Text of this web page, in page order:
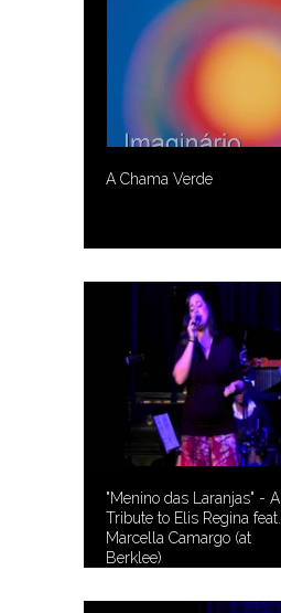
A Chama Verde
"Menino das Laranjas" - A
Tribute to Elis Regina feat.
Marcella Camargo (at
Berklee)